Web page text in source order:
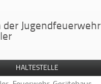
der Jugendfeuerwehr
HALTESTELLE